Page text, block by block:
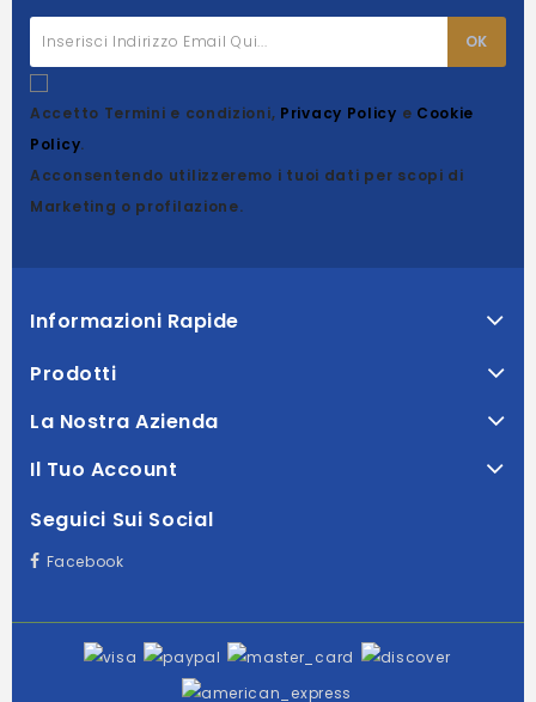
Accetto Termini e condizioni, Privacy Policy e Cookie
Policy.
Acconsentendo utilizzeremo i tuoi dati per scopi di
Marketing o profilazione.
Informazioni Rapide
Prodotti
La Nostra Azienda
Il Tuo Account
Seguici Sui Social
Facebook